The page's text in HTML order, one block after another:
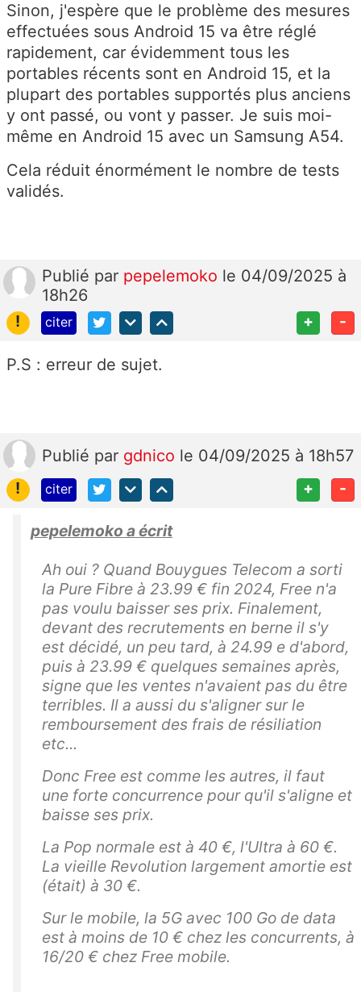
Sinon, j'espère que le problème des mesures
effectuées sous Android 15 va être réglé
rapidement, car évidemment tous les
portables récents sont en Android 15, et la
plupart des portables supportés plus anciens
y ont passé, ou vont y passer. Je suis moi-
même en Android 15 avec un Samsung A54.
Cela réduit énormément le nombre de tests
validés.
Publié par pepelemoko le 04/09/2025 à
18h26
!
citer + -
P.S : erreur de sujet.
Publié par gdnico le 04/09/2025 à 18h57
!
citer + -
pepelemoko a écrit
Ah oui ? Quand Bouygues Telecom a sorti
la Pure Fibre à 23.99 € fin 2024, Free n'a
pas voulu baisser ses prix. Finalement,
devant des recrutements en berne il s'y
est décidé, un peu tard, à 24.99 e d'abord,
puis à 23.99 € quelques semaines après,
signe que les ventes n'avaient pas du être
terribles. Il a aussi du s'aligner sur le
remboursement des frais de résiliation
etc...
Donc Free est comme les autres, il faut
une forte concurrence pour qu'il s'aligne et
baisse ses prix.
La Pop normale est à 40 €, l'Ultra à 60 €.
La vieille Revolution largement amortie est
(était) à 30 €.
Sur le mobile, la 5G avec 100 Go de data
est à moins de 10 € chez les concurrents, à
16/20 € chez Free mobile.